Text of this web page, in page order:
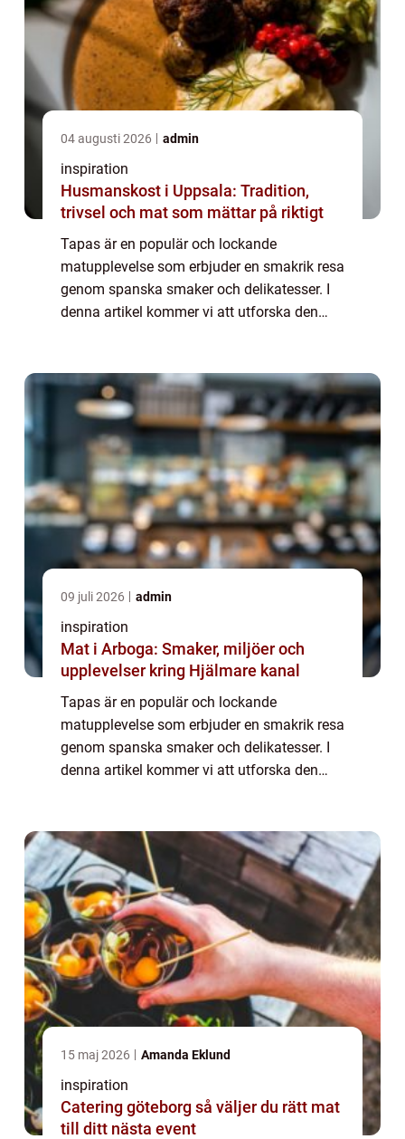
04 augusti 2026 admin
inspiration
Husmanskost i Uppsala: Tradition,
trivsel och mat som mättar på riktigt
Tapas är en populär och lockande
matupplevelse som erbjuder en smakrik resa
genom spanska smaker och delikatesser. I
denna artikel kommer vi att utforska den
09 juli 2026 admin
inspiration
Mat i Arboga: Smaker, miljöer och
upplevelser kring Hjälmare kanal
Tapas är en populär och lockande
matupplevelse som erbjuder en smakrik resa
genom spanska smaker och delikatesser. I
denna artikel kommer vi att utforska den
15 maj 2026 Amanda Eklund
inspiration
Catering göteborg så väljer du rätt mat
till ditt nästa event